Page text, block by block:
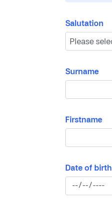
Salutation
Surname
Firstname
Date of birth